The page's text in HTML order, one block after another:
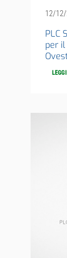
12/
PLC
per il